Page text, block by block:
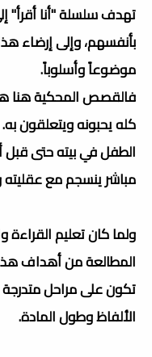
تهدف سلسلة "أنا أقرأ"
بأنفسهم، وإلى إرضاء
موضوعاً وأسلوباً.
فالقصص المحكية هنا
كله يحبونه ويتعلقون
الطفل في بيته حتى قبل
مباشر ينسجم مع
ولما كان تعليم القراءة
المطالعة من أهداف
تكون على مراحل
الألفاظ وطول المادة.